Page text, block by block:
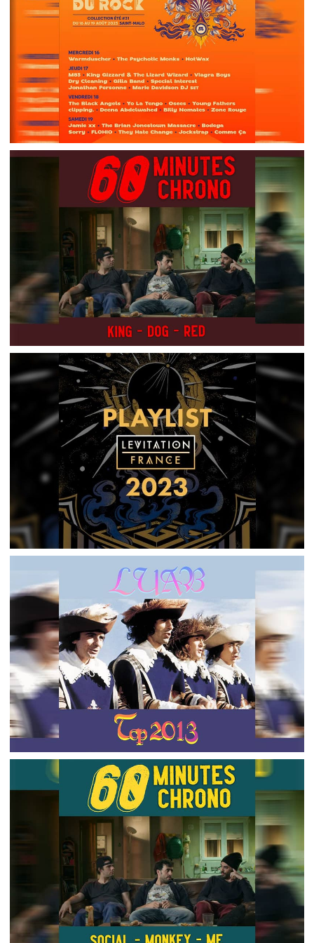
LA ROUTE DU ROCK 2023 – PRÉSENTATION DE
LA PROGRAMMATION
Festival,Listen Up And Bleed,
Podcasts
60MIN CHRONO – SOIT C’EST TOI QUI ARRIVAIT
PAS À DIRE LE NOM DU GROUPE, SOIT J’AVAIS
RIEN COMPRIS …
2023-06-13 60min chrono, Podcasts
LUAB #43 – LEVITATION 2023 – POINT SUR LA
PROGRAMMATION PAR WILLIAM ET FRANÇOIS
2023-05-15 Festival , Listen Up And Bleed
LUAB #42 – AH NON C’EST PAS DRAKE QUE JE
VOULAIS MAIS L’AUTRE TRUC MOINS MAUVAIS,
KANYE WEST !
Listen Up And Bleed